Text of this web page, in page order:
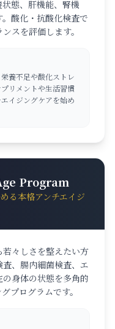
態、肝機能、腎機
酸化・抗酸化検査で
スを評価します。
養不足や酸化ストレ
リメントや生活習慣
イジングケアを始め
Program
る本格アンチエイジ
々しさを整えたい方
、腸内細菌検査、エ
身体の状態を多角的
プログラムです。